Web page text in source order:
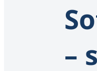
–